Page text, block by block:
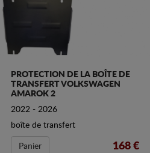
PROTECTION DE LA BOÎTE DE
TRANSFERT VOLKSWAGEN
AMAROK 2
2022 - 2026
boîte de transfert
Panier 168 €